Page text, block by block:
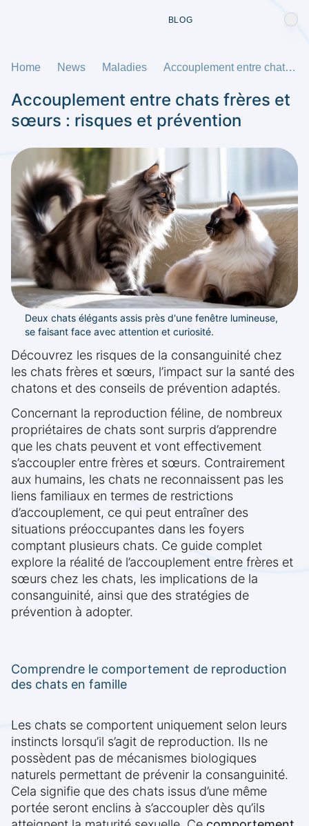
BLOG
Home News Maladies Accouplement entre chats frères et sœurs : risques et prévention
Accouplement entre chats frères et
sœurs : risques et prévention
Deux chats élégants assis près d'une fenêtre lumineuse,
se faisant face avec attention et curiosité.
Découvrez les risques de la consanguinité chez
les chats frères et sœurs, l’impact sur la santé des
chatons et des conseils de prévention adaptés.
Concernant la reproduction féline, de nombreux
propriétaires de chats sont surpris d’apprendre
que les chats peuvent et vont effectivement
s’accoupler entre frères et sœurs. Contrairement
aux humains, les chats ne reconnaissent pas les
liens familiaux en termes de restrictions
d’accouplement, ce qui peut entraîner des
situations préoccupantes dans les foyers
comptant plusieurs chats. Ce guide complet
explore la réalité de l’accouplement entre frères et
sœurs chez les chats, les implications de la
consanguinité, ainsi que des stratégies de
prévention à adopter.
Comprendre le comportement de reproduction
des chats en famille
Les chats se comportent uniquement selon leurs
instincts lorsqu’il s’agit de reproduction. Ils ne
possèdent pas de mécanismes biologiques
naturels permettant de prévenir la consanguinité.
Cela signifie que des chats issus d’une même
portée seront enclins à s’accoupler dès qu’ils